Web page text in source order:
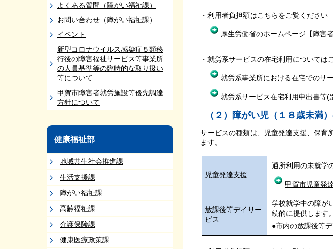
よくある質問（障がい福祉課）
お問い合わせ（障がい福祉課）
イベント
新型コロナウイルス感染症５類移
行後の障害福祉サービス等事業所
の人員基準等の臨時的な取り扱い
等について
甲賀市障害者就労施設等優先調達
方針について
健康福祉部
地域共生社会推進課
生活支援課
障がい福祉課
高齢福祉課
介護保険課
健康医療政策課
・利用者負担額はこちらをご覧ください
厚生労働省のホームページ【障害
・就労系サービスの在宅利用については
就労系事業所における在宅でのサ
就労系サービス在宅利用申出書等(
（２）障がい児（１８歳未満
サービスの種類は、児童発達支援、保育
ます。
児童発達支援
通所利用の未就学
甲賀市児童発
放課後等デイサー
ビス
学校就学中の障が
続的に提供します。
●市内の放課後等